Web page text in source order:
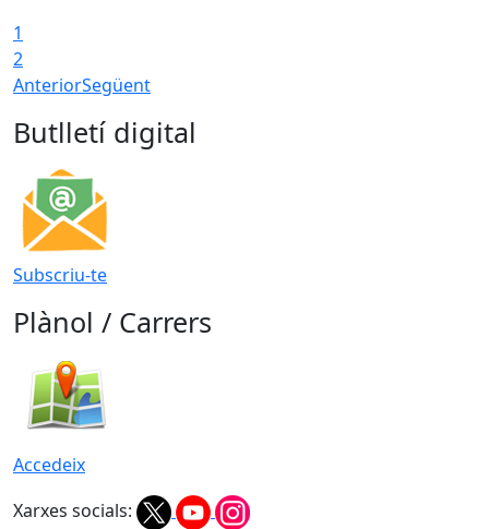
1
2
AnteriorSegüent
Butlletí digital
Subscriu-te
Plànol / Carrers
Accedeix
Xarxes socials: